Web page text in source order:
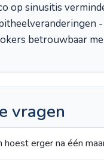
op sinusitis
betrouwbaar
vragen
erger na één